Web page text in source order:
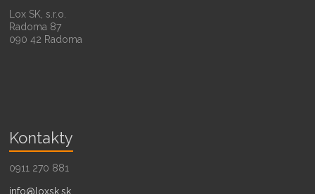
Lox SK, s.r.o.
Radoma 87
090 42 Radoma
Kontakty
0911 270 881
info@loxsk.sk